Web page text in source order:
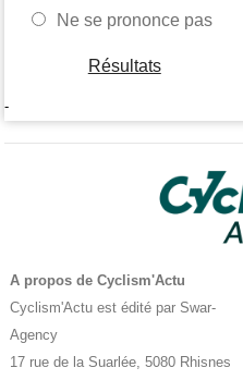
Ne se prononce pas
Résultats
-
A propos de Cyclism'Actu
Cyclism'Actu est édité par Swar-
Agency
17 rue de la Suarlée, 5080 Rhisnes